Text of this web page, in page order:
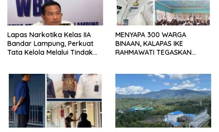
Lapas Narkotika Kelas IIA
Bandar Lampung, Perkuat
Tata Kelola Melalui Tindak
MENYAPA 300 WARGA
BINAAN, KALAPAS IKE
RAHMAWATI TEGASKAN